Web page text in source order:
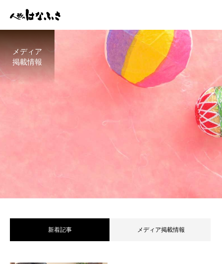
メディア
掲載情報
新着記事 メディア掲載情報